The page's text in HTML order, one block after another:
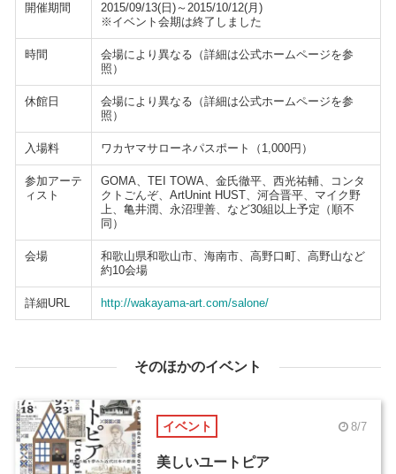
開催期間
2015/09/13(日)～2015/10/12(月)
※イベント会期は終了しました
時間
会場により異なる（詳細は公式ホームページを参
照）
休館日
会場により異なる（詳細は公式ホームページを参
照）
入場料 ワカヤマサローネパスポート（1,000円）
参加アーテ
ィスト
GOMA、TEI TOWA、金氏徹平、西光祐輔、コンタ
クトごんぞ、ArtUnint HUST、河合晋平、マイク野
上、亀井潤、永沼理善、など30組以上予定（順不
同）
会場
和歌山県和歌山市、海南市、高野口町、高野山など
約10会場
詳細URL http://wakayama-art.com/salone/
そのほかのイベント
イベント 8/7
美しいユートピア